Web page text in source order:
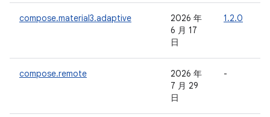
compose.material3.adaptive
2026 年
6 月 17
日
1.2.0
compose.remote
2026 年
7 月 29
日
-